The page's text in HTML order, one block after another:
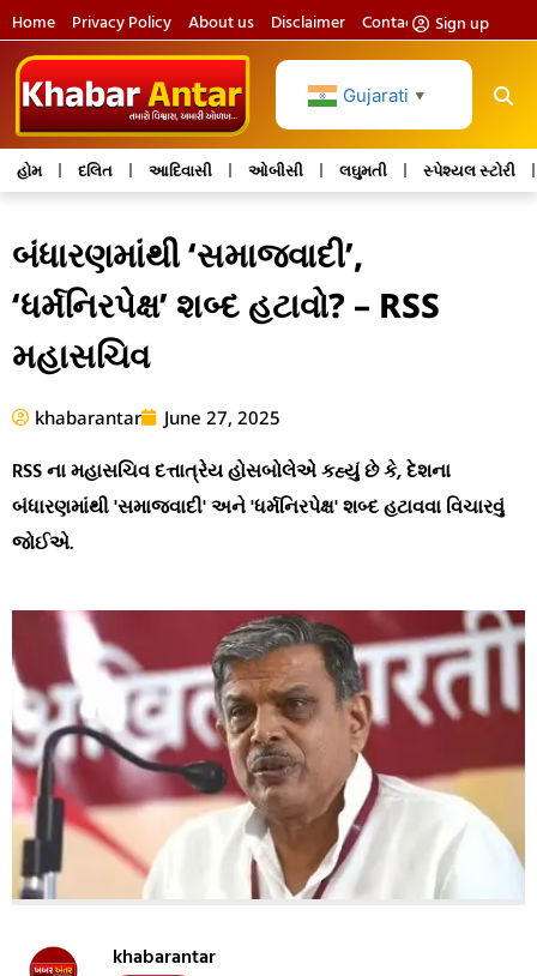
Home Privacy Policy About us Disclaimer Contact usSign up
Gujarati ▼
હોમ દલિત આદિવાસી ઓબીસી લઘુમતી સ્પેશ્યલ સ્ટોરી
બંધારણમાંથી ‘સમાજવાદી’,
‘ધર્મનિરપેક્ષ’ શબ્દ હટાવો? – RSS
મહાસચિવ
khabarantar June 27, 2025
RSS ના મહાસચિવ દત્તાત્રેય હોસબોલેએ કહ્યું છે કે, દેશના
બંધારણમાંથી 'સમાજવાદી' અને 'ધર્મનિરપેક્ષ' શબ્દ હટાવવા વિચારવું
જોઈએ.
khabarantar